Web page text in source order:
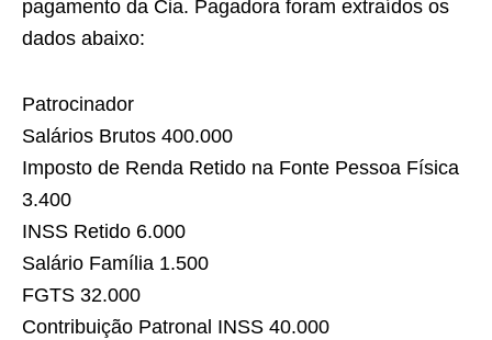
pagamento da Cia. Pagadora foram extraídos os
dados abaixo:
Patrocinador
Salários Brutos 400.000
Imposto de Renda Retido na Fonte Pessoa Física
3.400
INSS Retido 6.000
Salário Família 1.500
FGTS 32.000
Contribuição Patronal INSS 40.000